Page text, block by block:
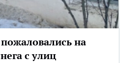
на
с улиц